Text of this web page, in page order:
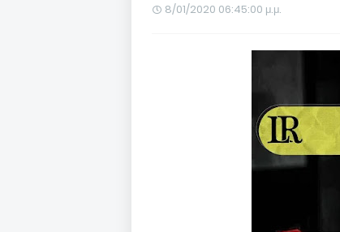
8/01/2020 06:45:00 μ.μ.